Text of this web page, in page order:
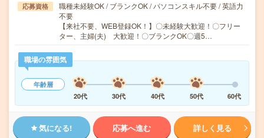
応募資格
職種未経験OK / ブランクOK / パソコンスキル不要 / 英語力
不要
【来社不要、WEB登録OK！】〇未経験大歓迎！〇フリー
ター、主婦(夫) 大歓迎！〇ブランクOK〇週5…
職場の雰囲気
年齢層
20代
30代 40代 50代 60代
気になる! 応募へ進む 詳しく見る